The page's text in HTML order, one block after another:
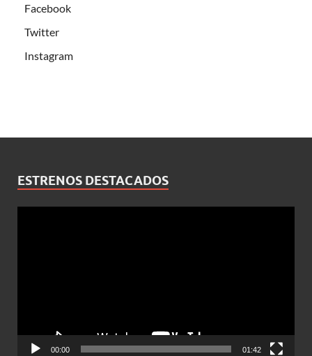
Facebook
Twitter
Instagram
ESTRENOS DESTACADOS
00:00 01:42